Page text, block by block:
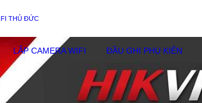
THỦ ĐỨC
LẮP CAMERA WIFI ĐẦU GHI PHỤ KIÊN